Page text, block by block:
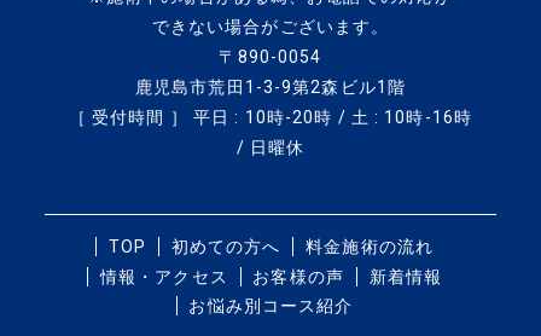
できない場合がございます。
〒890-0054
鹿児島市荒田1-3-9第2森ビル1階
［ 受付時間 ］ 平日 : 10時-20時 / 土 : 10時-16時
/ 日曜休
TOP 初めての方へ
料金施術の流れ
情報・アクセス
お客様の声
新着情報
お悩み別コース紹介